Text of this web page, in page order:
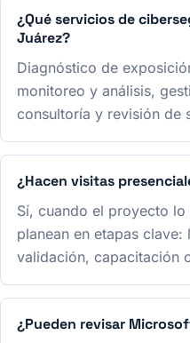
¿Qué servicios de
Juárez?
Diagnóstico de
monitoreo y análisis,
consultoría y revisión de
¿Hacen visitas
Sí, cuando el proyecto
planean en etapas clave:
validación, capacitación
¿Pueden revisar